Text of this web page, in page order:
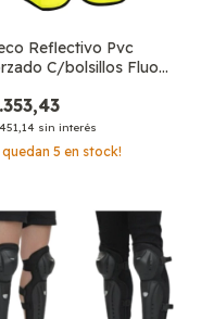
Reflectivo Pvc
C/bolsillos Fluo
sin interés
quedan 5 en stock!